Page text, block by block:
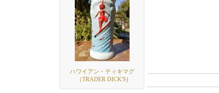
ハワイアン・ティキマグ
（TRADER DICK'S)